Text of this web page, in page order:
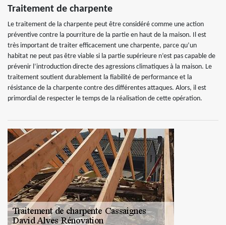
Traitement de charpente
Le traitement de la charpente peut être considéré comme une action
préventive contre la pourriture de la partie en haut de la maison. Il est
très important de traiter efficacement une charpente, parce qu’un
habitat ne peut pas être viable si la partie supérieure n’est pas capable de
prévenir l’introduction directe des agressions climatiques à la maison. Le
traitement soutient durablement la fiabilité de performance et la
résistance de la charpente contre des différentes attaques. Alors, il est
primordial de respecter le temps de la réalisation de cette opération.